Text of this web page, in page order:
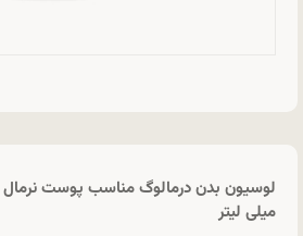
میلی لیتر